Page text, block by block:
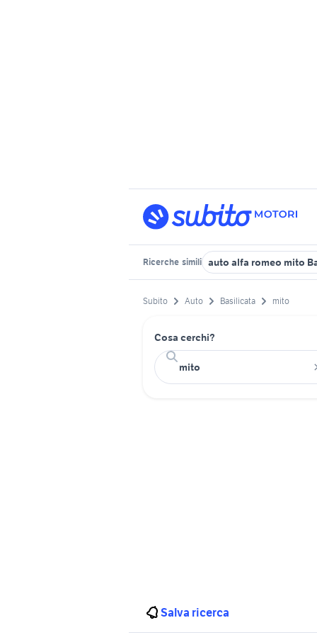
Ricerche simili auto alfa romeo mito
Subito Auto Basilicata mito
Cosa cerchi?
Salva ricerca